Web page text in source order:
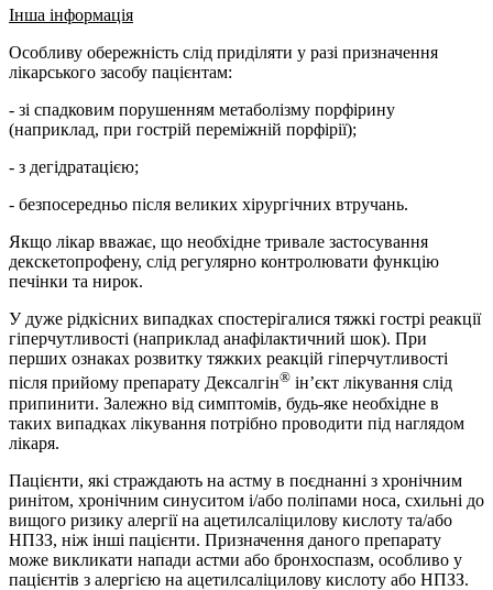
Інша інформація
Особливу обережність слід приділяти у разі призначення
лікарського засобу пацієнтам:
- зі спадковим порушенням метаболізму порфірину
(наприклад, при гострій переміжній порфірії);
- з дегідратацією;
- безпосередньо після великих хірургічних втручань.
Якщо лікар вважає, що необхідне тривале застосування
декскетопрофену, слід регулярно контролювати функцію
печінки та нирок.
У дуже рідкісних випадках спостерігалися тяжкі гострі реакції
гіперчутливості (наприклад анафілактичний шок). При
перших ознаках розвитку тяжких реакцій гіперчутливості
після прийому препарату Дексалгін® ін’єкт лікування слід
припинити. Залежно від симптомів, будь-яке необхідне в
таких випадках лікування потрібно проводити під наглядом
лікаря.
Пацієнти, які страждають на астму в поєднанні з хронічним
ринітом, хронічним синуситом і/або поліпами носа, схильні до
вищого ризику алергії на ацетилсаліцилову кислоту та/або
НПЗЗ, ніж інші пацієнти. Призначення даного препарату
може викликати напади астми або бронхоспазм, особливо у
пацієнтів з алергією на ацетилсаліцилову кислоту або НПЗЗ.